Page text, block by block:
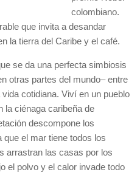
colombiano.
que invita a desandar
la tierra del Caribe y el café.
se da una perfecta simbiosis
otras partes del mundo– entre
cotidiana. Viví en un pueblo
la ciénaga caribeña de
descompone los
que el mar tiene todos los
arrastran las casas por los
el polvo y el calor invade todo